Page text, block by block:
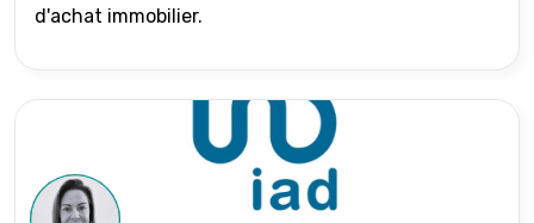
d'achat immobilier.